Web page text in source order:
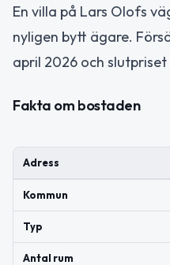
En villa på Lars Olofs
nyligen bytt ägare.
april 2026 och
Fakta om bostaden
Adress
Kommun
Typ
Antal rum